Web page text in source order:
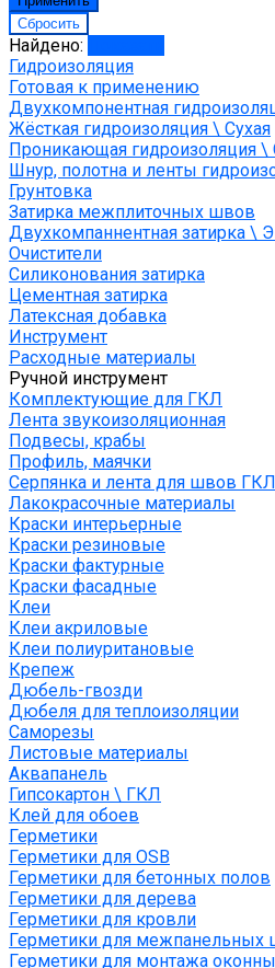
Найдено:
Гидроизоляция
Готовая к применению
Двухкомпонентная
Жёсткая гидроизоляция \ Сухая
Проникающая гидроизоляция \
Шнур, полотна и ленты
Грунтовка
Затирка межплиточных швов
Двухкомпаннентная затирка \
Очистители
Силиконования затирка
Цементная затирка
Латексная добавка
Инструмент
Расходные материалы
Ручной инструмент
Комплектующие для ГКЛ
Лента звукоизоляционная
Подвесы, крабы
Профиль, маячки
Серпянка и лента для швов ГКЛ
Лакокрасочные материалы
Краски интерьерные
Краски резиновые
Краски фактурные
Краски фасадные
Клеи
Клеи акриловые
Клеи полиуритановые
Крепеж
Дюбель-гвозди
Дюбеля для теплоизоляции
Саморезы
Листовые материалы
Аквапанель
Гипсокартон \ ГКЛ
Клей для обоев
Герметики
Герметики для OSB
Герметики для бетонных полов
Герметики для дерева
Герметики для кровли
Герметики для межпанельных
Герметики для монтажа